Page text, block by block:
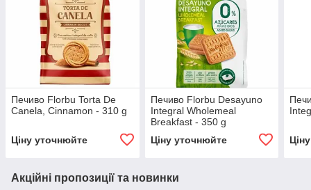
Печиво Florbu Torta De
Canela, Cinnamon - 310 g
Ціну уточнюйте
Печиво Florbu Desayuno
Integral Wholemeal
Breakfast - 350 g
Ціну уточнюйте
Акційні пропозиції та новинки